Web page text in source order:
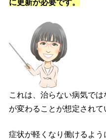
に更新が必要です。
これは、治らない病気で
が変わることが想定されて
症状が軽くなり働けるよ